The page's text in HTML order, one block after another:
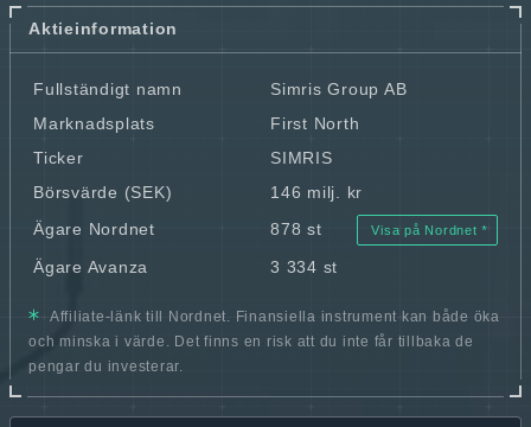
Aktieinformation
Fullständigt namn
Simris Group AB
Marknadsplats
First North
Ticker
SIMRIS
Börsvärde (SEK)
146 milj. kr
Ägare Nordnet
878 st Visa på Nordnet
Ägare Avanza 3 334 st
Affiliate-länk till Nordnet. Finansiella instrument kan både öka
och minska i värde. Det finns en risk att du inte får tillbaka de
pengar du investerar.